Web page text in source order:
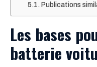
Publications
Les bases
batterie